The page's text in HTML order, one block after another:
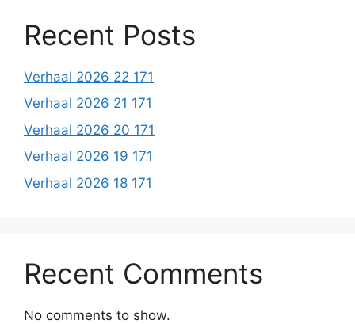
Recent Posts
Verhaal 2026 22 171
Verhaal 2026 21 171
Verhaal 2026 20 171
Verhaal 2026 19 171
Verhaal 2026 18 171
Recent Comments
No comments to show.